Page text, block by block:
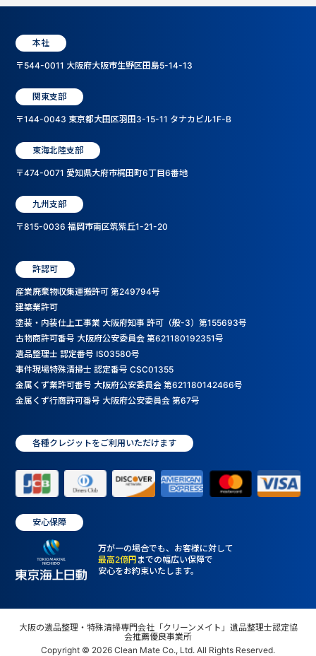
本社
〒544-0011 大阪府大阪市生野区田島5-14-13
関東支部
〒144-0043 東京都大田区羽田3-15-11 タナカビル1F-B
東海北陸支部
〒474-0071 愛知県大府市梶田町6丁目6番地
九州支部
〒815-0036 福岡市南区筑紫丘1-21-20
許認可
産業廃棄物収集運搬許可 第249794号
建築業許可
塗装・内装仕上工事業 大阪府知事 許可（般-3）第155693号
古物商許可番号 大阪府公安委員会 第621180192351号
遺品整理士 認定番号 IS03580号
事件現場特殊清掃士 認定番号 CSC01355
金属くず業許可番号 大阪府公安委員会 第621180142466号
金属くず行商許可番号 大阪府公安委員会 第67号
各種クレジットをご利用いただけます
安心保障
万が一の場合でも、お客様に対して
最高2億円 までの幅広い保障で
安心をお約束いたします。
大阪の遺品整理・特殊清掃専門会社「クリーンメイト」遺品整理士認定協
会推薦優良事業所
Copyright © 2026 Clean Mate Co., Ltd. All Rights Reserved.